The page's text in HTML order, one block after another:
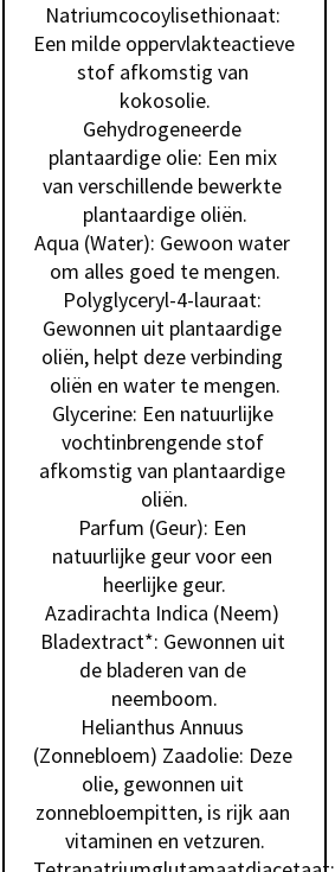
Natriumcocoylisethionaat:
Een milde oppervlakteactieve
stof afkomstig van
kokosolie.
Gehydrogeneerde
plantaardige olie: Een mix
van verschillende bewerkte
plantaardige oliën.
Aqua (Water): Gewoon water
om alles goed te mengen.
Polyglyceryl-4-lauraat:
Gewonnen uit plantaardige
oliën, helpt deze verbinding
oliën en water te mengen.
Glycerine: Een natuurlijke
vochtinbrengende stof
afkomstig van plantaardige
oliën.
Parfum (Geur): Een
natuurlijke geur voor een
heerlijke geur.
Azadirachta Indica (Neem)
Bladextract*: Gewonnen uit
de bladeren van de
neemboom.
Helianthus Annuus
(Zonnebloem) Zaadolie: Deze
olie, gewonnen uit
zonnebloempitten, is rijk aan
vitaminen en vetzuren.